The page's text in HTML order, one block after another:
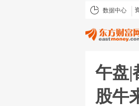
数据中心
午盘|
股牛